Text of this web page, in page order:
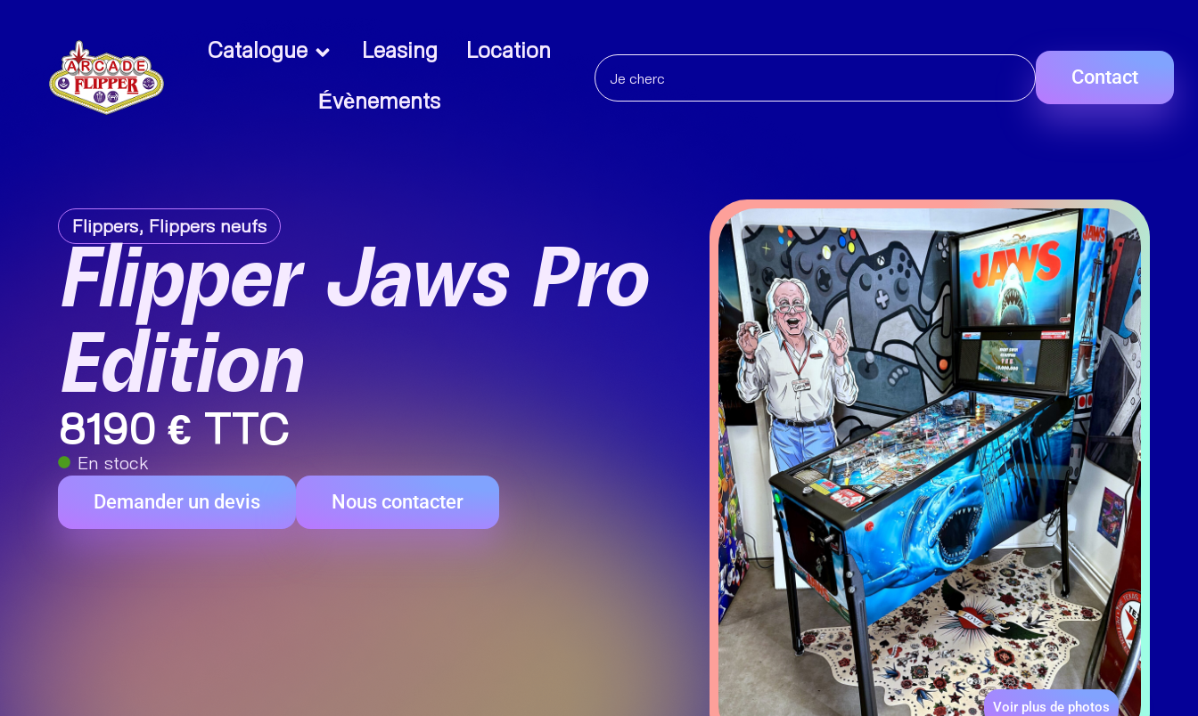
Catalogue Leasing
Location
Évènements
Contact
Flippers, Flippers neufs
Flipper Jaws Pro
Edition
8190 € TTC
En stock
Demander un devis Nous contacter
Voir plus de photos